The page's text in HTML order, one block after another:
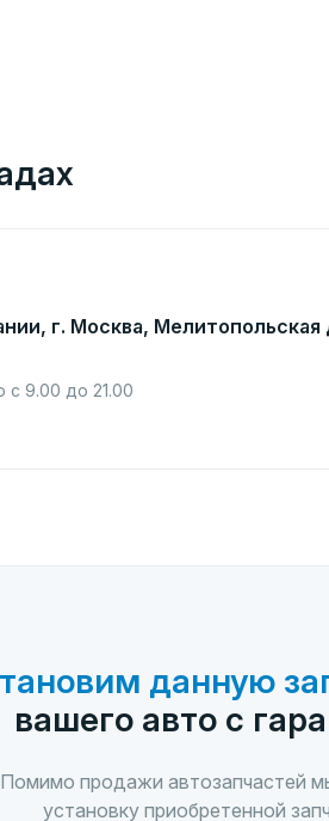
г. Москва, Мелитопольская
9.00 до 21.00
данную
вашего авто с
Помимо продажи автозапчастей
установку приобретенной